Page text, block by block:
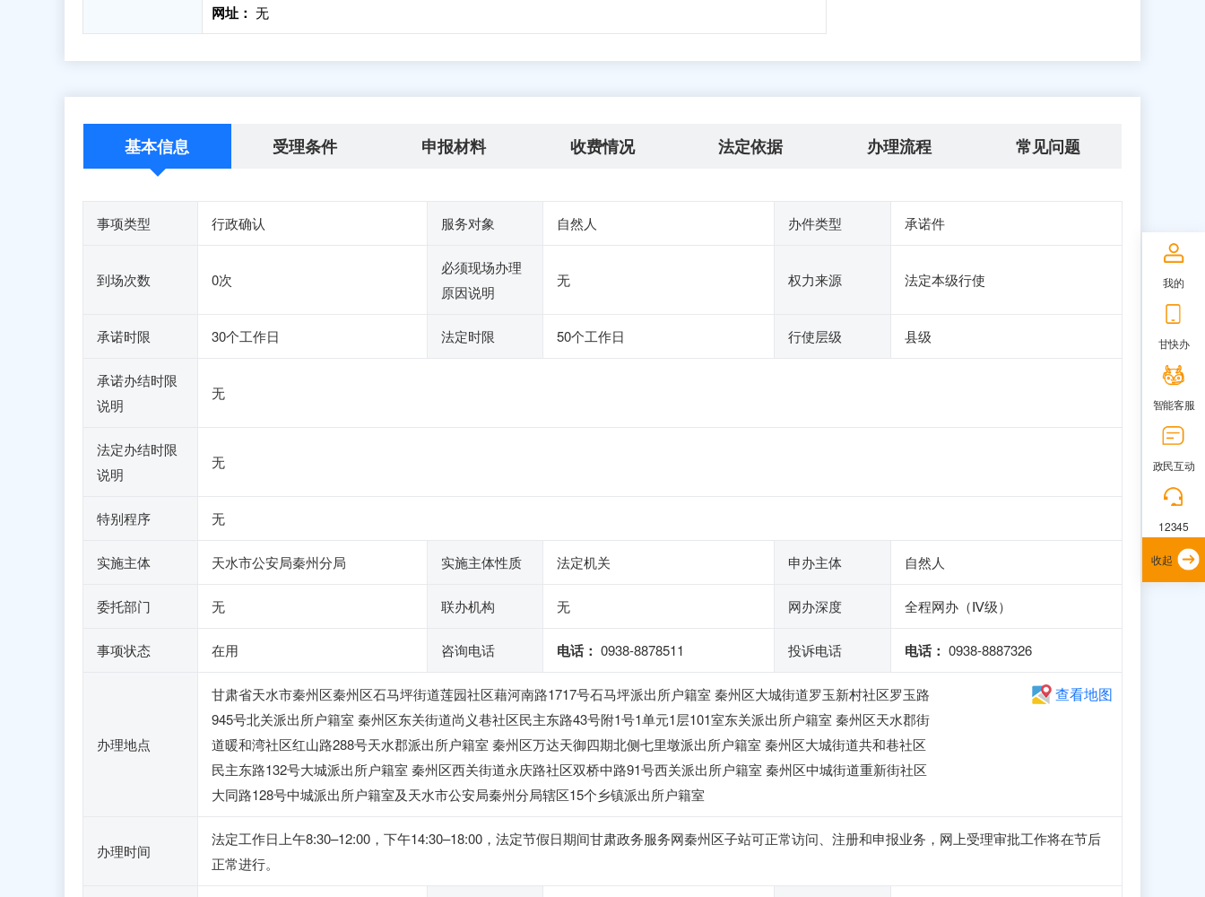
网址： 无
基本信息 受理条件 申报材料 收费情况 法定依据 办理流程 常见问题
事项类型 行政确认 服务对象 自然人 办件类型 承诺件
到场次数 0次
必须现场办理
原因说明
无 权力来源 法定本级行使
承诺时限 30个工作日 法定时限 50个工作日 行使层级 县级
承诺办结时限
说明
无
法定办结时限
说明
无
特别程序 无
实施主体 天水市公安局秦州分局 实施主体性质 法定机关 申办主体 自然人
委托部门 无 联办机构 无 网办深度 全程网办（Ⅳ级）
事项状态 在用 咨询电话 电话： 0938-8878511 投诉电话 电话： 0938-8887326
办理地点
甘肃省天水市秦州区秦州区石马坪街道莲园社区藉河南路1717号石马坪派出所户籍室 秦州区大城街道罗玉新村社区罗玉路
945号北关派出所户籍室 秦州区东关街道尚义巷社区民主东路43号附1号1单元1层101室东关派出所户籍室 秦州区天水郡街
道暖和湾社区红山路288号天水郡派出所户籍室 秦州区万达天御四期北侧七里墩派出所户籍室 秦州区大城街道共和巷社区
民主东路132号大城派出所户籍室 秦州区西关街道永庆路社区双桥中路91号西关派出所户籍室 秦州区中城街道重新街社区
大同路128号中城派出所户籍室及天水市公安局秦州分局辖区15个乡镇派出所户籍室
查看地图
办理时间
法定工作日上午8:30–12:00，下午14:30–18:00，法定节假日期间甘肃政务服务网秦州区子站可正常访问、注册和申报业务，网上受理审批工作将在节后
正常进行。
我的
甘快办
智能客服
政民互动
12345
收起